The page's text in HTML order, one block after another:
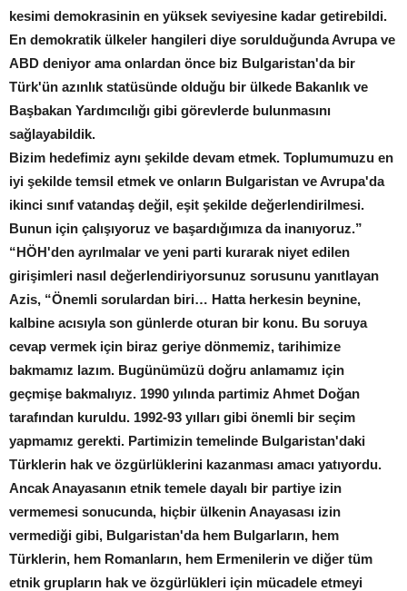
kesimi demokrasinin en yüksek seviyesine kadar getirebildi.
En demokratik ülkeler hangileri diye sorulduğunda Avrupa ve
ABD deniyor ama onlardan önce biz Bulgaristan'da bir
Türk'ün azınlık statüsünde olduğu bir ülkede Bakanlık ve
Başbakan Yardımcılığı gibi görevlerde bulunmasını
sağlayabildik.
Bizim hedefimiz aynı şekilde devam etmek. Toplumumuzu en
iyi şekilde temsil etmek ve onların Bulgaristan ve Avrupa'da
ikinci sınıf vatandaş değil, eşit şekilde değerlendirilmesi.
Bunun için çalışıyoruz ve başardığımıza da inanıyoruz.”
“HÖH'den ayrılmalar ve yeni parti kurarak niyet edilen
girişimleri nasıl değerlendiriyorsunuz sorusunu yanıtlayan
Azis, “Önemli sorulardan biri… Hatta herkesin beynine,
kalbine acısıyla son günlerde oturan bir konu. Bu soruya
cevap vermek için biraz geriye dönmemiz, tarihimize
bakmamız lazım. Bugünümüzü doğru anlamamız için
geçmişe bakmalıyız. 1990 yılında partimiz Ahmet Doğan
tarafından kuruldu. 1992-93 yılları gibi önemli bir seçim
yapmamız gerekti. Partimizin temelinde Bulgaristan'daki
Türklerin hak ve özgürlüklerini kazanması amacı yatıyordu.
Ancak Anayasanın etnik temele dayalı bir partiye izin
vermemesi sonucunda, hiçbir ülkenin Anayasası izin
vermediği gibi, Bulgaristan'da hem Bulgarların, hem
Türklerin, hem Romanların, hem Ermenilerin ve diğer tüm
etnik grupların hak ve özgürlükleri için mücadele etmeyi